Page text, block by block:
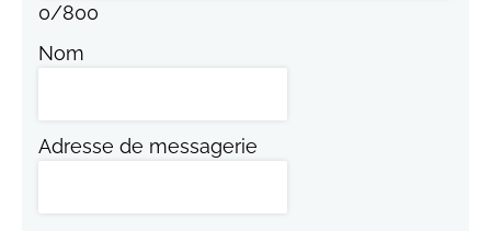
0/800
Nom
Adresse de messagerie